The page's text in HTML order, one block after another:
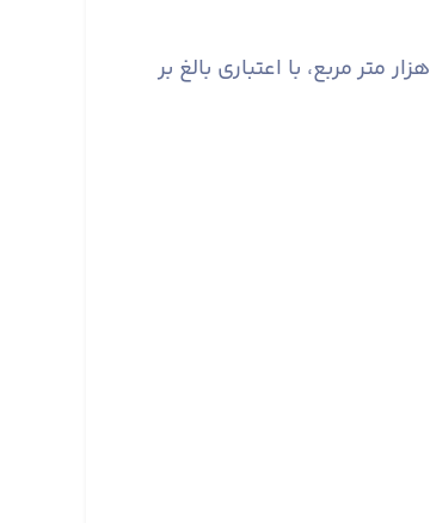
گفتنی است؛ در این پروژه عملیات خاک برداری، زیرسازی و آماده سازی، جدول گذاری و آسفالت ریزی به مساحت ۱۲ هزار متر مربع، با اعتباری بالغ بر